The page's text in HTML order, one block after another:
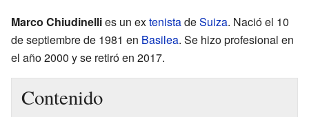
Marco Chiudinellies un extenistadeSuiza. Nació el 10
de septiembre de 1981 en Basilea. Se hizo profesional en
el año 2000 y se retiró en 2017.
Contenido